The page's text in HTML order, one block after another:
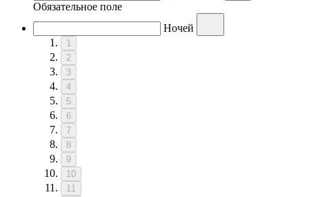
Обязательное поле
Ночей
1
2
3
4
5
6
7
8
9
10
11